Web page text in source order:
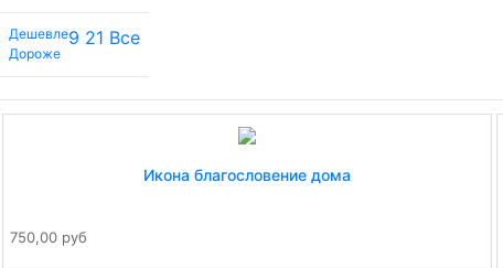
Дешевле
Дороже
9 21 Все
Икона благословение дома
750,00 руб